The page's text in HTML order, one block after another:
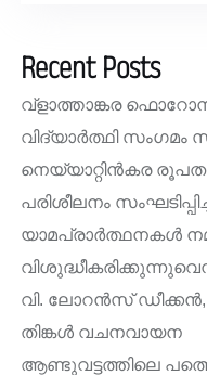
Recent Posts
വ്ളാത്താങ്കര
വിദ്യാർത്ഥി സംഗമം
നെയ്യാറ്റിൻകര
പരിശീലനം
യാമപ്രാർത്ഥനകൾ
വി. ലോറൻസ്
തിങ്കൾ വചനവായന
ആണ്ടുവട്ടത്തിലെ